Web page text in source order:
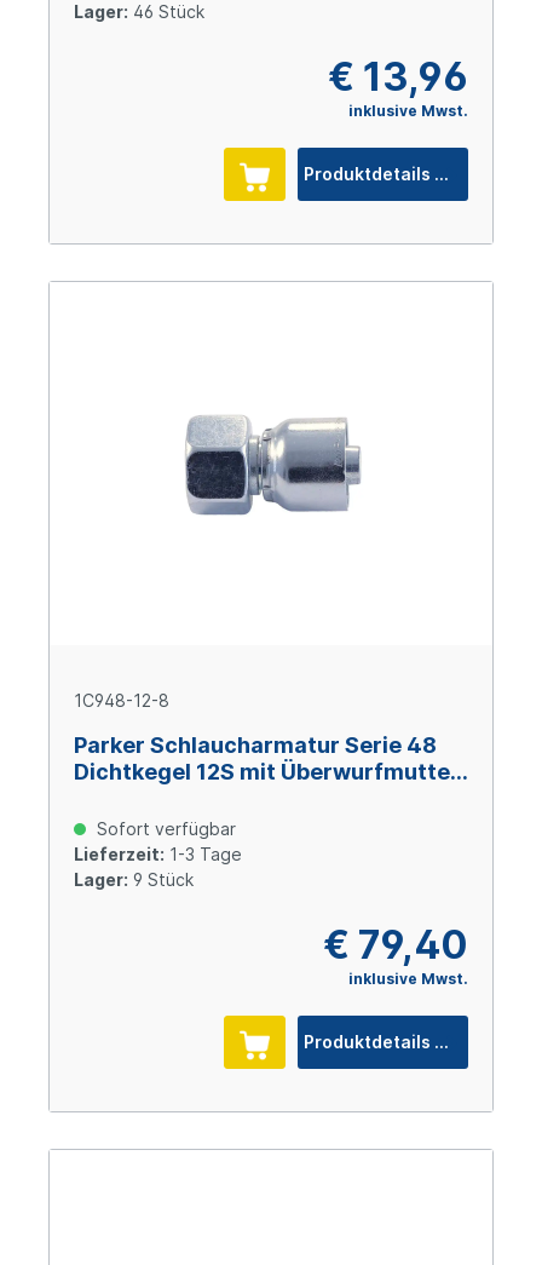
Lager: 46 Stück
€ 13,96
inklusive Mwst.
Produktdetails
1C948-12-8
Parker Schlaucharmatur Serie 48
Dichtkegel 12S mit Überwurfmutter
Stahl verzinkt Cr(VI)-frei
Sofort verfügbar
Lieferzeit: 1-3 Tage
Lager: 9 Stück
€ 79,40
inklusive Mwst.
Produktdetails